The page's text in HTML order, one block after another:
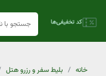
خانه بلیط سفر و رزرو هتل